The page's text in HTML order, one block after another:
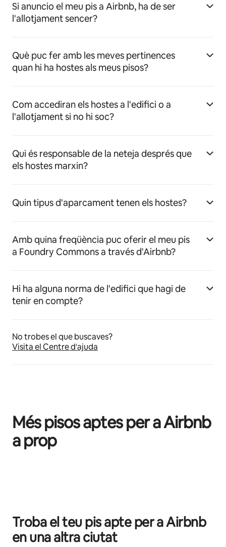
Si anuncio el meu pis a Airbnb, ha de ser
l'allotjament sencer?
Què puc fer amb les meves pertinences
quan hi ha hostes als meus pisos?
Com accediran els hostes a l'edifici o a
l'allotjament si no hi soc?
Qui és responsable de la neteja després que
els hostes marxin?
Quin tipus d'aparcament tenen els hostes?
Amb quina freqüència puc oferir el meu pis
a Foundry Commons a través d'Airbnb?
Hi ha alguna norma de l'edifici que hagi de
tenir en compte?
No trobes el que buscaves?
Visita el Centre d'ajuda
Més pisos aptes per a Airbnb
a prop
Troba el teu pis apte per a Airbnb
en una altra ciutat